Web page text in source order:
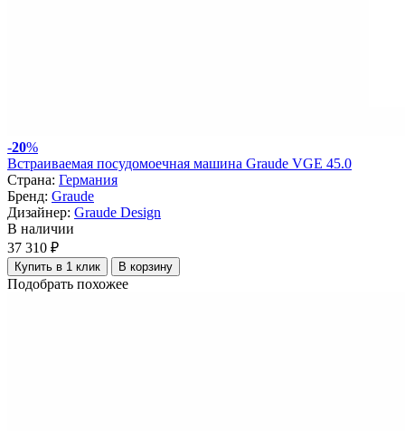
-20%
Встраиваемая посудомоечная машина Graude VGE 45.0
Страна: Германия
Бренд: Graude
Дизайнер: Graude Design
В наличии
37 310 ₽
Купить в 1 клик В корзину
Подобрать похожее